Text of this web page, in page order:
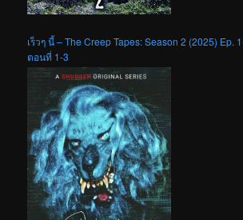
เร็วๆ นี้ – The Creep Tapes: Season 2 (2025) Ep.
ตอนที่ 1-3